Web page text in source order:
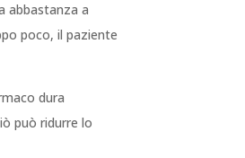
abbastanza a
poco, il paziente
dura
può ridurre lo